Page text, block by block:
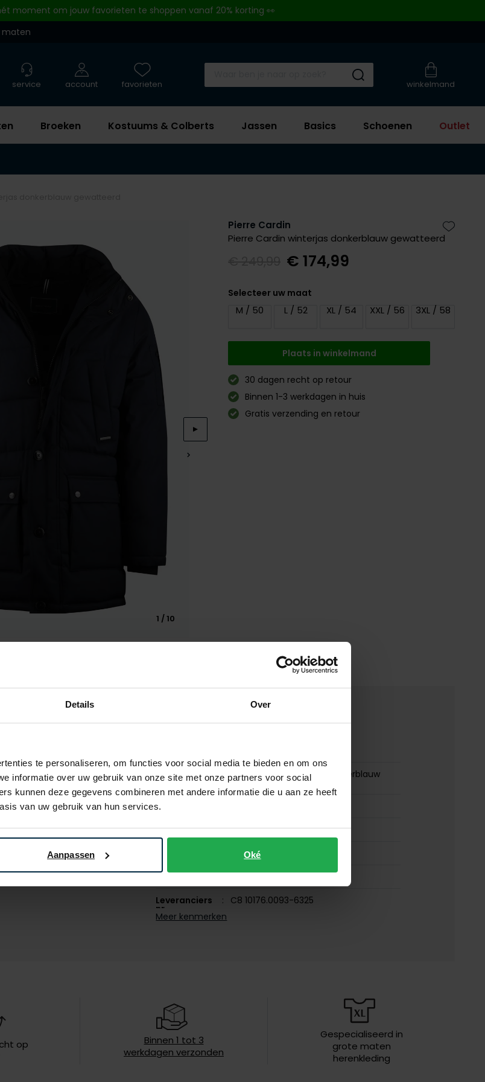
Details Over
te personaliseren, om functies voor social media te bieden en om ons
informatie over uw gebruik van onze site met onze partners voor social
kunnen deze gegevens combineren met andere informatie die u aan ze heeft
van uw gebruik van hun services.
Aanpassen Oké
moment om jouw favorieten te shoppen vanaf 20% korting 👀
maten
winkelmand
Submit search
Broeken Kostuums & Colberts Jassen Basics Schoenen Outlet
service account favorieten
1 / 10
Pierre Cardin
Pierre Cardin winterjas donkerblauw gewatteerd Zet bij
€ 174,99
Selecteer uw maat
M / 50 L / 52 XL / 54 XXL / 56 3XL / 58
Plaats in winkelmand
30 dagen recht op retour
Binnen 1-3 werkdagen in huis
Gratis verzending en retour
Alle kenmerken
Naam
Pierre Cardin winterjas donkerblauw
gewatteerd
Merk
Materiaal
100% polyester
normale fit
Kleur
donkerblauw
Leveranciers
nr.
C8 10176.0093-6325
Eigenschappen
Lengte jas
Soort jas
Meer kenmerken
op
Binnen 1 tot 3
werkdagen verzonden
Gespecialiseerd in
grote maten
herenkleding